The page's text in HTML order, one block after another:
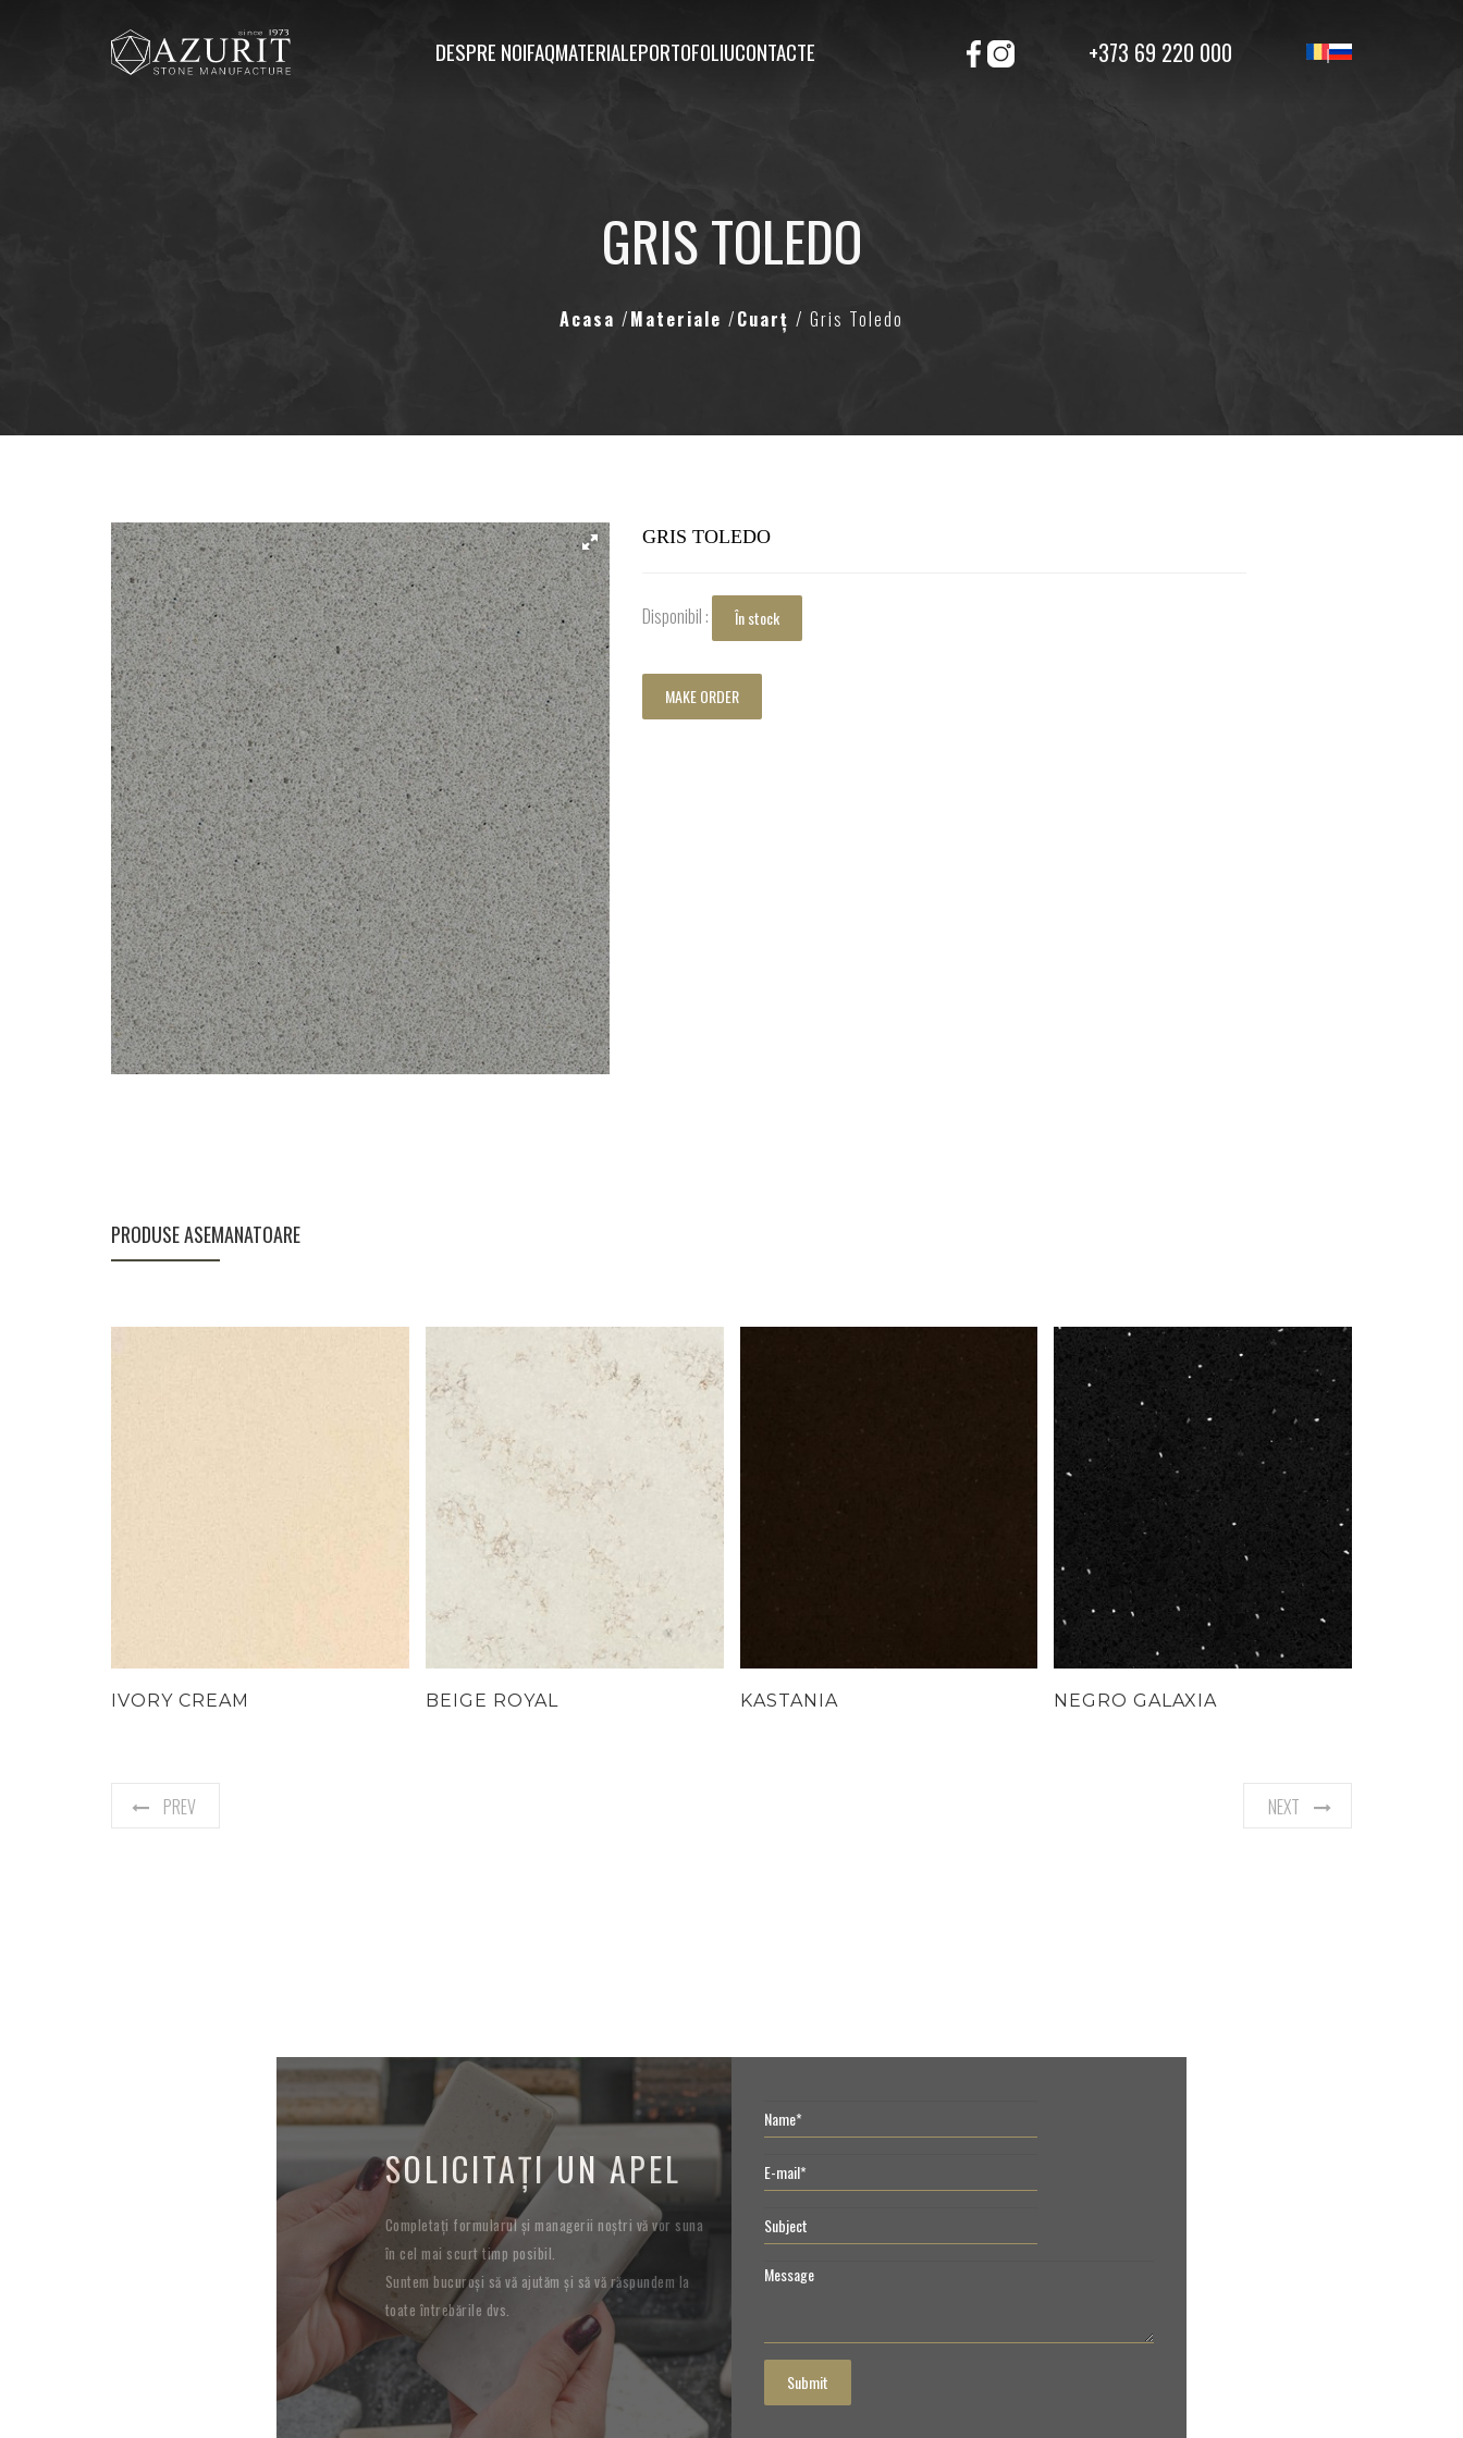
DESPRE NOIFAQMATERIALEPORTOFOLIUCONTACTE +373 69 220 000
GRIS TOLEDO
Acasa /Materiale /Cuarț / Gris Toledo
GRIS TOLEDO
Disponibil : În stock
MAKE ORDER
PRODUSE ASEMANATOARE
IVORY CREAM BEIGE ROYAL KASTANIA NEGRO GALAXIA
PREV NEXT
SOLICITAȚI UN APEL
Completați formularul și managerii noștri vă vor suna
în cel mai scurt timp posibil.
Suntem bucuroși să vă ajutăm și să vă răspundem la
toate întrebările dvs.
Submit